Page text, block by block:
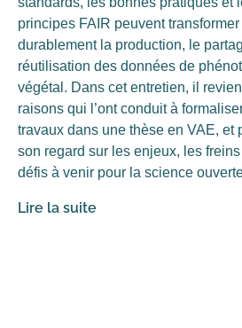
principes FAIR peuvent transformer
durablement la production, le
réutilisation des données de
végétal. Dans cet entretien, il
raisons qui l’ont conduit à
travaux dans une thèse en VAE, et
son regard sur les enjeux, les
défis à venir pour la science
Lire la suite